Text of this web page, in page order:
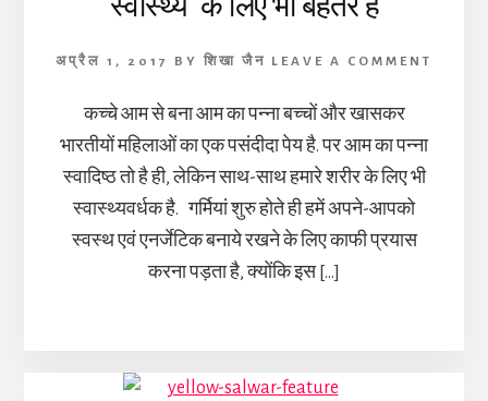
अप्रैल 1, 2017 BY शिखा जैन LEAVE A COMMENT
कच्चे आम से बना आम का पन्ना बच्चों और खासकर
भारतीयों महिलाओं का एक पसंदीदा पेय है. पर आम का पन्ना
स्वादिष्ठ तो है ही, लेकिन साथ-साथ हमारे शरीर के लिए भी
स्वास्थ्यवर्धक है. गर्मियां शुरु होते ही हमें अपने-आपको
स्वस्थ एवं एनर्जेटिक बनाये रखने के लिए काफी प्रयास
करना पड़ता है, क्योंकि इस […]